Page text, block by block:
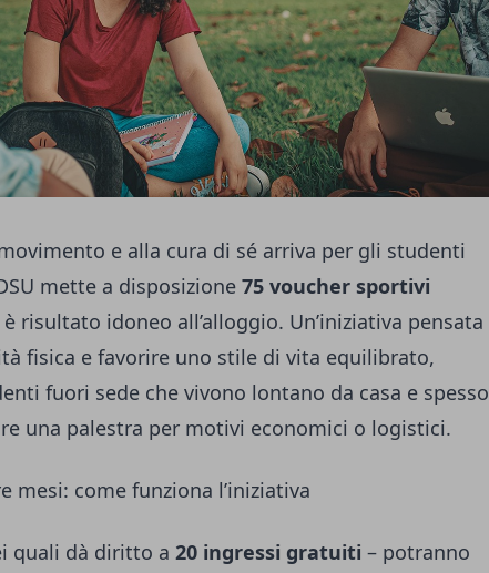
e alla cura di sé arriva per gli studenti
mette a disposizione 75 voucher sportivi
risultato idoneo all’alloggio. Un’iniziativa pensata
fisica e favorire uno stile di vita equilibrato,
fuori sede che vivono lontano da casa e spesso
una palestra per motivi economici o logistici.
mesi: come funziona l’iniziativa
quali dà diritto a 20 ingressi gratuiti – potranno